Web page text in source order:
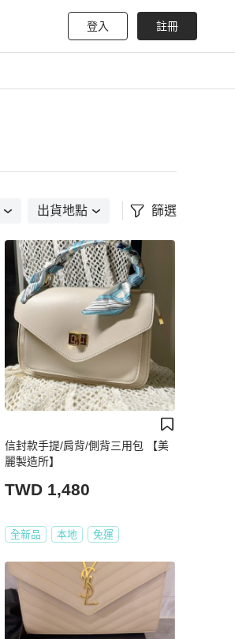
登入 註冊
出貨地點 篩選
信封款手提/肩背/側背三用包 【美
麗製造所】
TWD 1,480
全新品 本地 免運